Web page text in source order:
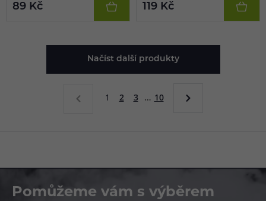
89 Kč 119 Kč
Načíst další produkty
1 2 3 … 10
Pomůžeme vám s výběrem